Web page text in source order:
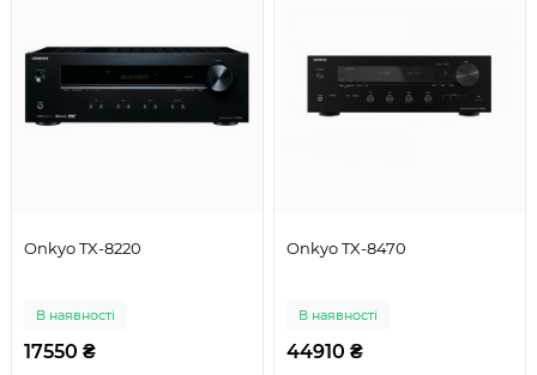
Onkyo TX-8220
В наявності
17550 ₴
Onkyo TX-8470
В наявності
44910 ₴